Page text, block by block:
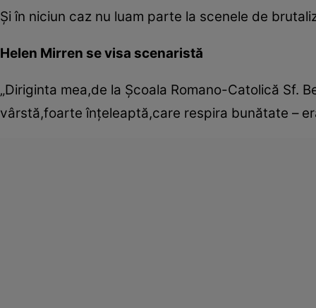
Şi în niciun caz nu luam parte la scenele de
Helen Mirren se visa scenaristă
„Diriginta mea,de la Şcoala Romano-Catolică Sf.
vârstă,foarte înţeleaptă,care respira bunătate –